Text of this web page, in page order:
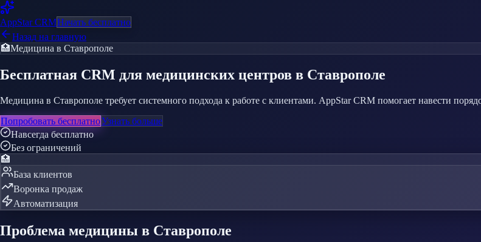
AppStarCRMНачать бесплатно
Назад на главную
🏥Медицина в Ставрополе
Бесплатная CRM для медицинских центров в Ставрополе
Медицина в Ставрополе требует системного подхода к работе с клиентами. AppStar CRM помогает навести
Попробовать бесплатноУзнать больше
Навсегда бесплатно
Без ограничений
🏥
База клиентов
Воронка продаж
Автоматизация
Проблема медицины в Ставрополе